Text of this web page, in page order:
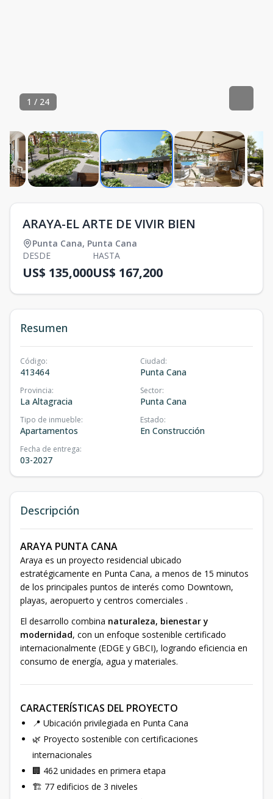
1 / 24
ARAYA-EL ARTE DE VIVIR BIEN
Punta Cana, Punta Cana
DESDE
US$ 135,000
HASTA
US$ 167,200
Resumen
Código:
413464
Ciudad:
Punta Cana
Provincia:
La Altagracia
Sector:
Punta Cana
Tipo de inmueble:
Apartamentos
Estado:
En Construcción
Fecha de entrega:
03-2027
Descripción
ARAYA PUNTA CANA
Araya es un proyecto residencial ubicado
estratégicamente en Punta Cana, a menos de 15 minutos
de los principales puntos de interés como Downtown,
playas, aeropuerto y centros comerciales .
El desarrollo combina naturaleza, bienestar y
modernidad, con un enfoque sostenible certificado
internacionalmente (EDGE y GBCI), logrando eficiencia en
consumo de energía, agua y materiales.
CARACTERÍSTICAS DEL PROYECTO
📍 Ubicación privilegiada en Punta Cana
🌿 Proyecto sostenible con certificaciones
internacionales
🏢 462 unidades en primera etapa
🏗️ 77 edificios de 3 niveles